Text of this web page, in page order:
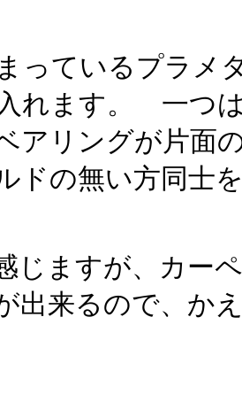
っているプラメ
れます。 一つ
リングが片面
ドの無い方同士
じますが、カー
出来るので、か